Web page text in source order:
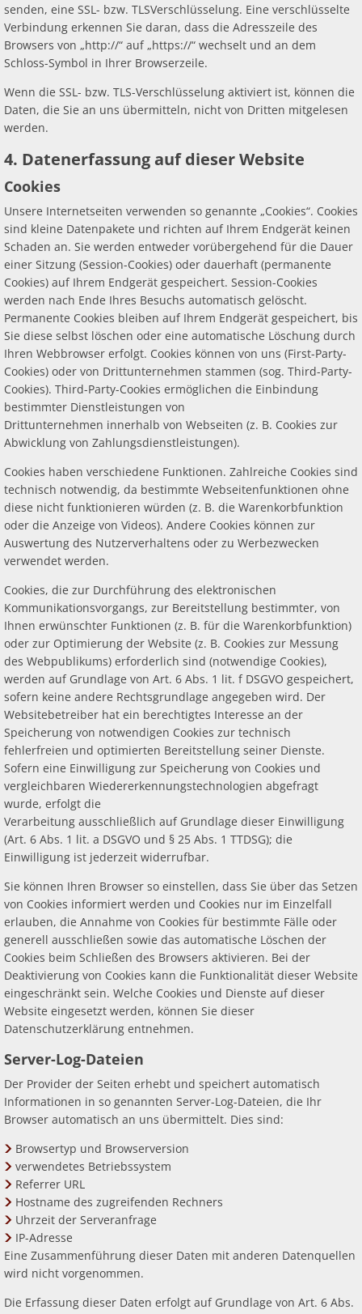
senden, eine SSL- bzw. TLSVerschlüsselung. Eine verschlüsselte
Verbindung erkennen Sie daran, dass die Adresszeile des
Browsers von „http://“ auf „https://“ wechselt und an dem
Schloss-Symbol in Ihrer Browserzeile.
Wenn die SSL- bzw. TLS-Verschlüsselung aktiviert ist, können die
Daten, die Sie an uns übermitteln, nicht von Dritten mitgelesen
werden.
4. Datenerfassung auf dieser Website
Cookies
Unsere Internetseiten verwenden so genannte „Cookies“. Cookies
sind kleine Datenpakete und richten auf Ihrem Endgerät keinen
Schaden an. Sie werden entweder vorübergehend für die Dauer
einer Sitzung (Session-Cookies) oder dauerhaft (permanente
Cookies) auf Ihrem Endgerät gespeichert. Session-Cookies
werden nach Ende Ihres Besuchs automatisch gelöscht.
Permanente Cookies bleiben auf Ihrem Endgerät gespeichert, bis
Sie diese selbst löschen oder eine automatische Löschung durch
Ihren Webbrowser erfolgt. Cookies können von uns (First-Party-
Cookies) oder von Drittunternehmen stammen (sog. Third-Party-
Cookies). Third-Party-Cookies ermöglichen die Einbindung
bestimmter Dienstleistungen von
Drittunternehmen innerhalb von Webseiten (z. B. Cookies zur
Abwicklung von Zahlungsdienstleistungen).
Cookies haben verschiedene Funktionen. Zahlreiche Cookies sind
technisch notwendig, da bestimmte Webseitenfunktionen ohne
diese nicht funktionieren würden (z. B. die Warenkorbfunktion
oder die Anzeige von Videos). Andere Cookies können zur
Auswertung des Nutzerverhaltens oder zu Werbezwecken
verwendet werden.
Cookies, die zur Durchführung des elektronischen
Kommunikationsvorgangs, zur Bereitstellung bestimmter, von
Ihnen erwünschter Funktionen (z. B. für die Warenkorbfunktion)
oder zur Optimierung der Website (z. B. Cookies zur Messung
des Webpublikums) erforderlich sind (notwendige Cookies),
werden auf Grundlage von Art. 6 Abs. 1 lit. f DSGVO gespeichert,
sofern keine andere Rechtsgrundlage angegeben wird. Der
Websitebetreiber hat ein berechtigtes Interesse an der
Speicherung von notwendigen Cookies zur technisch
fehlerfreien und optimierten Bereitstellung seiner Dienste.
Sofern eine Einwilligung zur Speicherung von Cookies und
vergleichbaren Wiedererkennungstechnologien abgefragt
wurde, erfolgt die
Verarbeitung ausschließlich auf Grundlage dieser Einwilligung
(Art. 6 Abs. 1 lit. a DSGVO und § 25 Abs. 1 TTDSG); die
Einwilligung ist jederzeit widerrufbar.
Sie können Ihren Browser so einstellen, dass Sie über das Setzen
von Cookies informiert werden und Cookies nur im Einzelfall
erlauben, die Annahme von Cookies für bestimmte Fälle oder
generell ausschließen sowie das automatische Löschen der
Cookies beim Schließen des Browsers aktivieren. Bei der
Deaktivierung von Cookies kann die Funktionalität dieser Website
eingeschränkt sein. Welche Cookies und Dienste auf dieser
Website eingesetzt werden, können Sie dieser
Datenschutzerklärung entnehmen.
Server-Log-Dateien
Der Provider der Seiten erhebt und speichert automatisch
Informationen in so genannten Server-Log-Dateien, die Ihr
Browser automatisch an uns übermittelt. Dies sind:
Browsertyp und Browserversion
verwendetes Betriebssystem
Referrer URL
Hostname des zugreifenden Rechners
Uhrzeit der Serveranfrage
IP-Adresse
Eine Zusammenführung dieser Daten mit anderen Datenquellen
wird nicht vorgenommen.
Die Erfassung dieser Daten erfolgt auf Grundlage von Art. 6 Abs.